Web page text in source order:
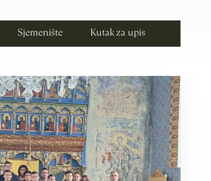
Sjemenište Kutak za upis